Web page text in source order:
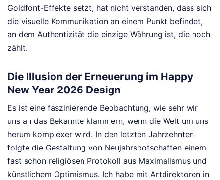
Goldfont-Effekte setzt, hat nicht verstanden, dass sich
die visuelle Kommunikation an einem Punkt befindet,
an dem Authentizität die einzige Währung ist, die noch
zählt.
Die Illusion der Erneuerung im Happy
New Year 2026 Design
Es ist eine faszinierende Beobachtung, wie sehr wir
uns an das Bekannte klammern, wenn die Welt um uns
herum komplexer wird. In den letzten Jahrzehnten
folgte die Gestaltung von Neujahrsbotschaften einem
fast schon religiösen Protokoll aus Maximalismus und
künstlichem Optimismus. Ich habe mit Artdirektoren in